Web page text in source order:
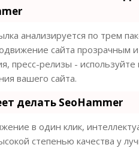
анализируется по трем
сайта прозрачным
пресс-релизы -
вашего сайта.
делать SeoHammer
в один клик,
степенью качества у